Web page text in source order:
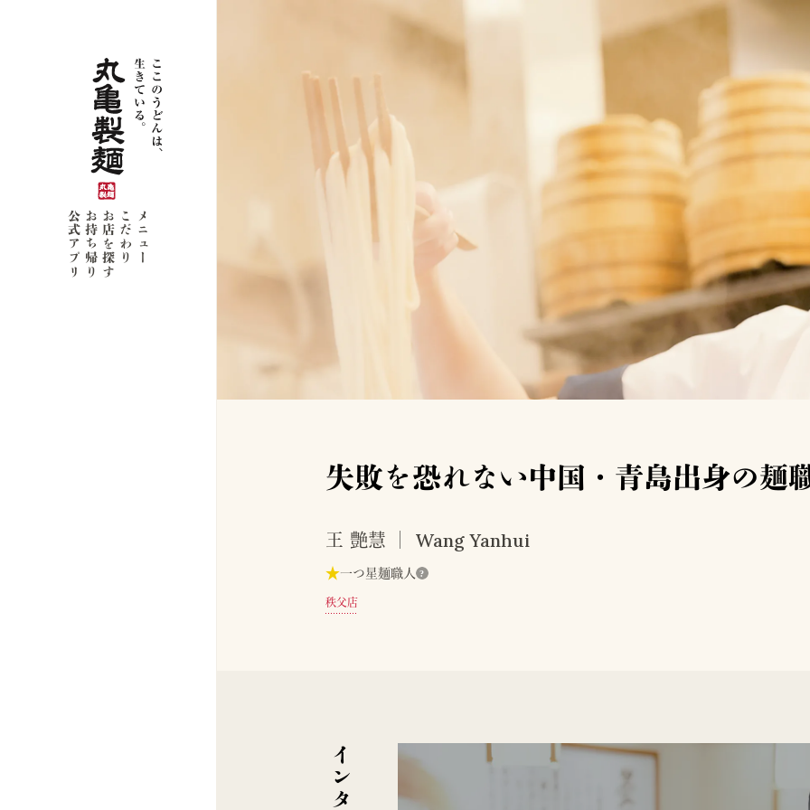
メニュー
こだわり
お店を探す
お持ち帰り
公式アプリ
失敗を恐れない中国・青島出身の麺
王 艶慧 Wang Yanhui
★一つ星麺職人 ?
秩父店